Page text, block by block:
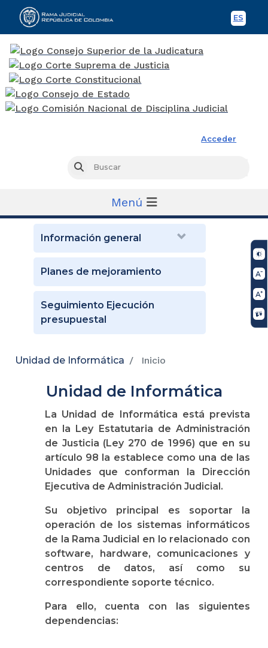
ES
Acceder
Buscar
Menú
Información general
Planes de mejoramiento
Seguimiento Ejecución
presupuestal
Unidad de Informática Inicio
Unidad de Informática
La Unidad de Informática está prevista
en la Ley Estatutaria de Administración
de Justicia (Ley 270 de 1996) que en su
artículo 98 la establece como una de las
Unidades que conforman la Dirección
Ejecutiva de Administración Judicial.
Su objetivo principal es soportar la
operación de los sistemas informáticos
de la Rama Judicial en lo relacionado con
software, hardware, comunicaciones y
centros de datos, así como su
correspondiente soporte técnico.
Para ello, cuenta con las siguientes
dependencias: